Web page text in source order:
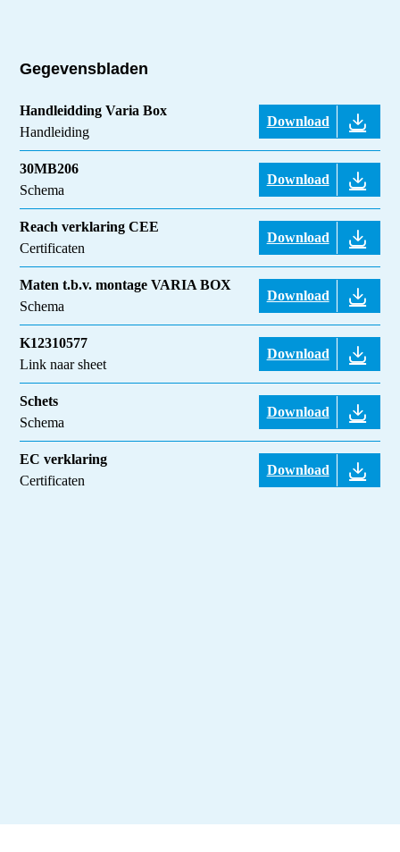
Gegevensbladen
Handleidding Varia Box
Handleiding
Download
30MB206
Schema
Download
Reach verklaring CEE
Certificaten
Download
Maten t.b.v. montage VARIA BOX
Schema
Download
K12310577
Link naar sheet
Download
Schets
Schema
Download
EC verklaring
Certificaten
Download